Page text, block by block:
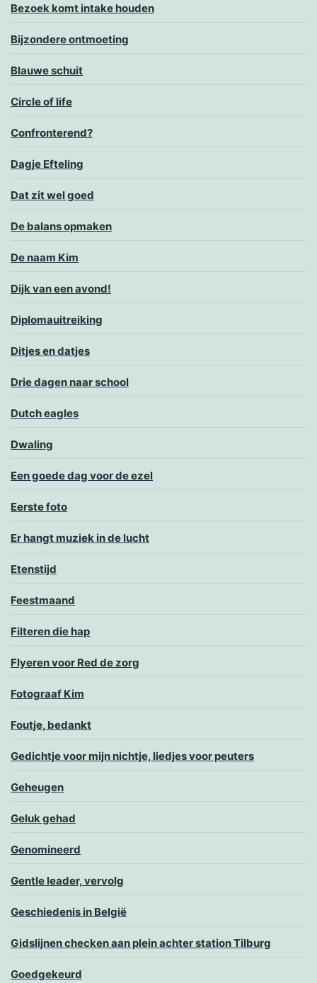
Bezoek komt intake houden
Bijzondere ontmoeting
Blauwe schuit
Circle of life
Confronterend?
Dagje Efteling
Dat zit wel goed
De balans opmaken
De naam Kim
Dijk van een avond!
Diplomauitreiking
Ditjes en datjes
Drie dagen naar school
Dutch eagles
Dwaling
Een goede dag voor de ezel
Eerste foto
Er hangt muziek in de lucht
Etenstijd
Feestmaand
Filteren die hap
Flyeren voor Red de zorg
Fotograaf Kim
Foutje, bedankt
Gedichtje voor mijn nichtje, liedjes voor peuters
Geheugen
Geluk gehad
Genomineerd
Gentle leader, vervolg
Geschiedenis in België
Gidslijnen checken aan plein achter station Tilburg
Goedgekeurd